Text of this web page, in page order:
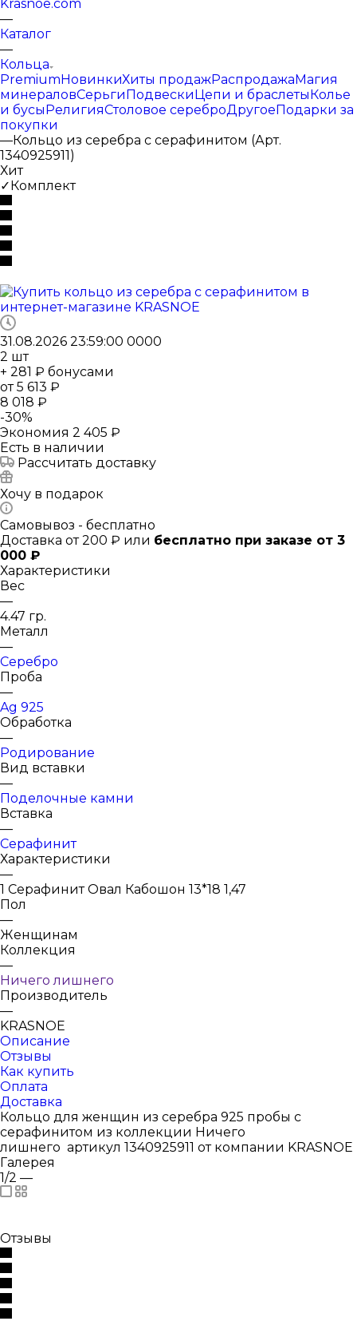
Krasnoe.com
—
Каталог
—
Кольца
PremiumНовинкиХиты продажРаспродажаМагия
минераловСерьгиПодвескиЦепи и браслетыКолье
и бусыРелигияСтоловое сереброДругоеПодарки за
покупки
—Кольцо из серебра с серафинитом (Арт.
1340925911)
Хит
✓Комплект
31.08.2026 23:59:00 0000
2 шт
+ 281 ₽ бонусами
от5 613 ₽
8 018 ₽
-30%
Экономия 2 405 ₽
Есть в наличии
Рассчитать доставку
Хочу в подарок
Самовывоз - бесплатно
Доставка от 200 ₽ или бесплатно при заказе от 3
000 ₽
Характеристики
Вес
—
4.47 гр.
Металл
—
Серебро
Проба
—
Ag 925
Обработка
—
Родирование
Вид вставки
—
Поделочные камни
Вставка
—
Серафинит
Характеристики
—
1 Серафинит Овал Кабошон 13*18 1,47
Пол
—
Женщинам
Коллекция
—
Ничего лишнего
Производитель
—
KRASNOE
Описание
Отзывы
Как купить
Оплата
Доставка
Кольцо для женщин из серебра 925 пробы с
серафинитом из коллекции Ничего
лишнего артикул 1340925911 от компании KRASNOE
Галерея
1/2 —
Отзывы